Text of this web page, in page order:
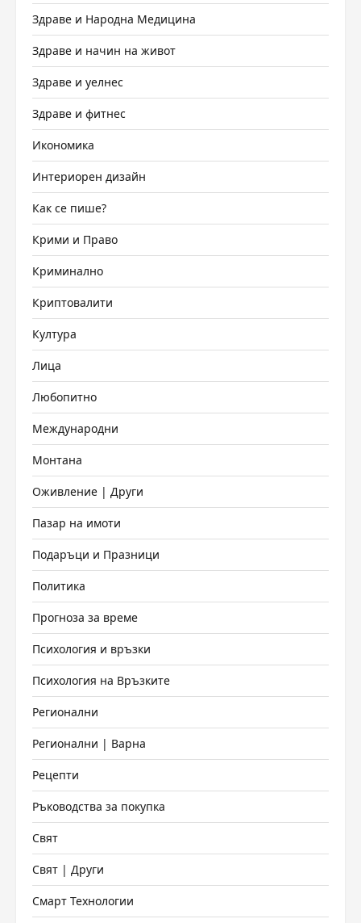
Здраве и Народна Медицина
Здраве и начин на живот
Здраве и уелнес
Здраве и фитнес
Икономика
Интериорен дизайн
Как се пише?
Крими и Право
Криминално
Криптовалити
Култура
Лица
Любопитно
Международни
Монтана
Оживление | Други
Пазар на имоти
Подаръци и Празници
Политика
Прогноза за време
Психология и връзки
Психология на Връзките
Регионални
Регионални | Варна
Рецепти
Ръководства за покупка
Свят
Свят | Други
Смарт Технологии